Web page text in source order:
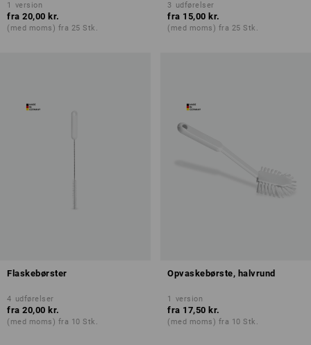
1 version
fra 20,00 kr.
(med moms) fra 25 Stk.
3 udførelser
fra 15,00 kr.
(med moms) fra 25 Stk.
Flaskebørster
4 udførelser
fra 20,00 kr.
(med moms) fra 10 Stk.
Opvaskebørste, halvrund
1 version
fra 17,50 kr.
(med moms) fra 10 Stk.